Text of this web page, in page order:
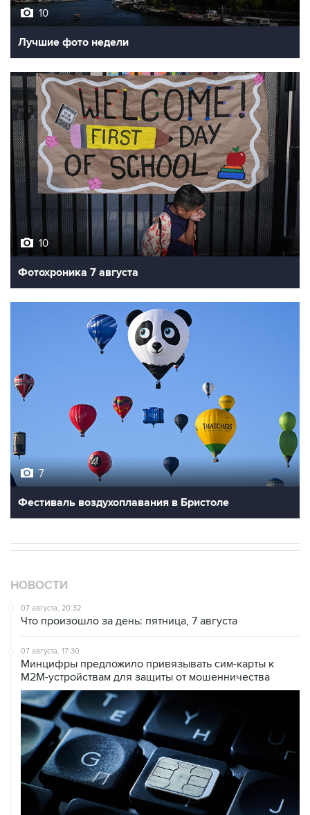
10
Лучшие фото недели
10
Фотохроника 7 августа
7
Фестиваль воздухоплавания в Бристоле
НОВОСТИ
07 августа, 20:32
Что произошло за день: пятница, 7 августа
07 августа, 17:30
Минцифры предложило привязывать сим-карты к
M2M-устройствам для защиты от мошенничества